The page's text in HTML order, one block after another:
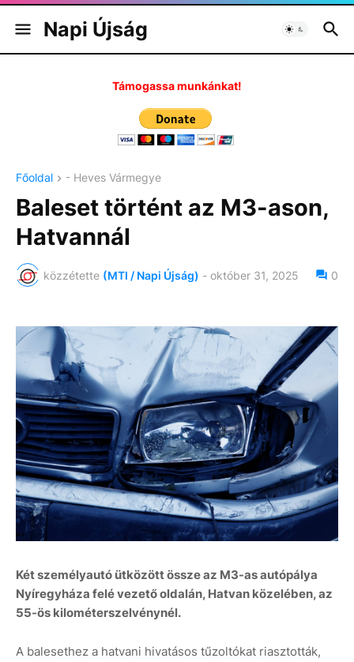
Napi Újság
Támogassa munkánkat!
Főoldal - Heves Vármegye
Baleset történt az M3-ason,
Hatvannál
közzétette (MTI / Napi Újság) - október 31, 2025 0
Két személyautó ütközött össze az M3-as autópálya
Nyíregyháza felé vezető oldalán, Hatvan közelében, az
55-ös kilométerszelvénynél.
A balesethez a hatvani hivatásos tűzoltókat riasztották,